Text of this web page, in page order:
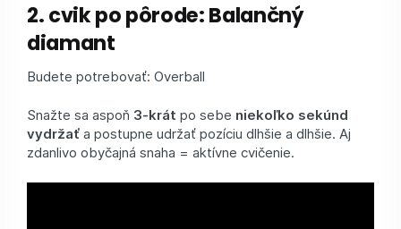
2. cvik po pôrode: Balančný
diamant
Budete potrebovať: Overball
Snažte sa aspoň 3-krát po sebe niekoľko sekúnd
vydržať a postupne udržať pozíciu dlhšie a dlhšie. Aj
zdanlivo obyčajná snaha = aktívne cvičenie.